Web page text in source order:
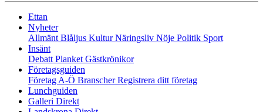
Ettan
Nyheter
Allmänt Blåljus KulturNäringsliv Nöje Politik Sport
Insänt
Debatt Planket Gästkrönikor
Företagsguiden
Företag A-Ö BranscherRegistrera ditt företag
Lunchguiden
Galleri Direkt